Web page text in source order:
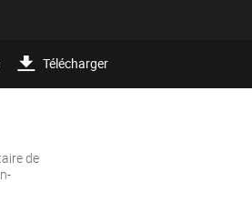
Télécharger
de